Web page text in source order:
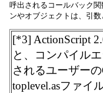
呼出されるコールバック関
ンやオブジェクトは、引数
[*3] ActionScript
と、コンパイル
されるユーザー
toplevel.asファイ